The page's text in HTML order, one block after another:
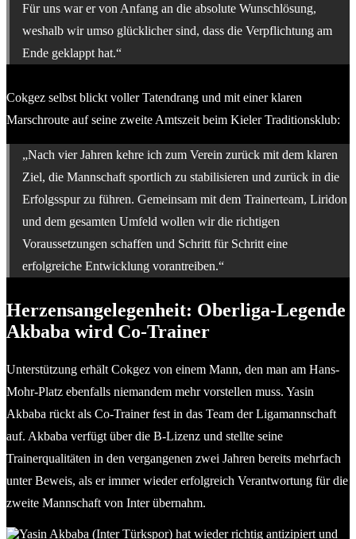
Für uns war er von Anfang an die absolute Wunschlösung,
weshalb wir umso glücklicher sind, dass die Verpflichtung am
Ende geklappt hat.“
Cokgez selbst blickt voller Tatendrang und mit einer klaren
Marschroute auf seine zweite Amtszeit beim Kieler Traditionsklub:
„Nach vier Jahren kehre ich zum Verein zurück mit dem klaren
Ziel, die Mannschaft sportlich zu stabilisieren und zurück in die
Erfolgsspur zu führen. Gemeinsam mit dem Trainerteam, Liridon
und dem gesamten Umfeld wollen wir die richtigen
Voraussetzungen schaffen und Schritt für Schritt eine
erfolgreiche Entwicklung vorantreiben.“
Herzensangelegenheit: Oberliga-Legende
Akbaba wird Co-Trainer
Unterstützung erhält Cokgez von einem Mann, den man am Hans-
Mohr-Platz ebenfalls niemandem mehr vorstellen muss. Yasin
Akbaba rückt als Co-Trainer fest in das Team der Ligamannschaft
auf. Akbaba verfügt über die B-Lizenz und stellte seine
Trainerqualitäten in den vergangenen zwei Jahren bereits mehrfach
unter Beweis, als er immer wieder erfolgreich Verantwortung für die
zweite Mannschaft von Inter übernahm.